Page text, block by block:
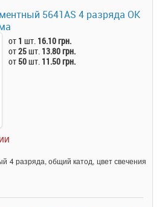
5641AS 4 разряда ОК
от 1 шт. 16.10 грн.
от25шт. 13.80 грн.
от 50шт. 11.50 грн.
4 разряда, общий катод, цвет свечения